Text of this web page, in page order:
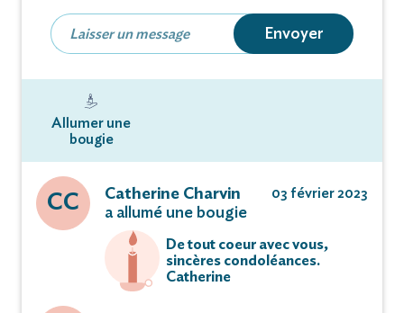
Envoyer
Allumer une
bougie
CC
Catherine Charvin
a allumé une bougie
03 février 2023
De tout coeur avec vous,
sincères condoléances.
Catherine